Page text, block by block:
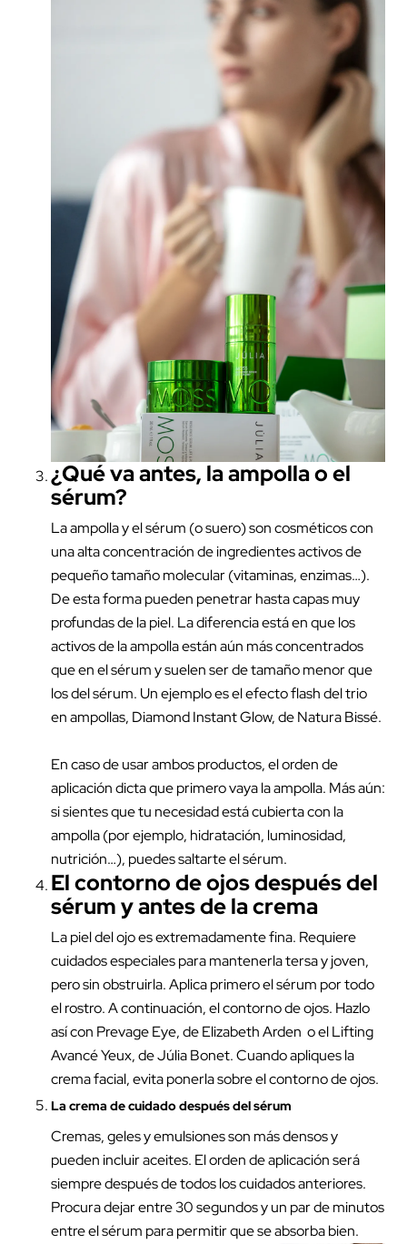
¿Qué va antes, la ampolla o el
sérum?
La ampolla y el sérum (o suero) son cosméticos con
una alta concentración de ingredientes activos de
pequeño tamaño molecular (vitaminas, enzimas…).
De esta forma pueden penetrar hasta capas muy
profundas de la piel. La diferencia está en que los
activos de la ampolla están aún más concentrados
que en el sérum y suelen ser de tamaño menor que
los del sérum. Un ejemplo es el efecto flash del trio
en ampollas, Diamond Instant Glow, de Natura Bissé.
En caso de usar ambos productos, el orden de
aplicación dicta que primero vaya la ampolla. Más aún:
si sientes que tu necesidad está cubierta con la
ampolla (por ejemplo, hidratación, luminosidad,
nutrición…), puedes saltarte el sérum.
Elcontorno de ojosdespués del
sérum y antes de la crema
La piel del ojo es extremadamente fina. Requiere
cuidados especiales para mantenerla tersa y joven,
pero sin obstruirla. Aplica primero el sérum por todo
el rostro. A continuación, el contorno de ojos. Hazlo
así con Prevage Eye, de Elizabeth Arden o el Lifting
Avancé Yeux, deJúlia Bonet. Cuando apliques la
crema facial, evita ponerla sobre el contorno de ojos.
La crema de cuidado después del sérum
Cremas, geles y emulsiones son más densos y
pueden incluir aceites. El orden de aplicación será
siempre después de todos los cuidados anteriores.
Procura dejar entre 30 segundos y un par de minutos
entre el sérum para permitir que se absorba bien.